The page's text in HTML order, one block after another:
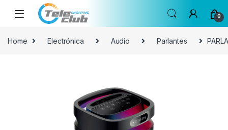
Skip to navigation
Skip to content
0
Home Electrónica Audio Parlantes